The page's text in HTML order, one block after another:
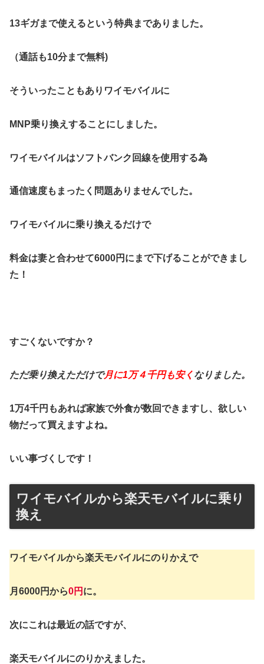
13ギガまで使えるという特典までありました。
（通話も10分まで無料)
そういったこともありワイモバイルに
MNP乗り換えすることにしました。
ワイモバイルはソフトバンク回線を使用する為
通信速度もまったく問題ありませんでした。
ワイモバイルに乗り換えるだけで
料金は妻と合わせて6000円にまで下げることができまし
た！
すごくないですか？
ただ乗り換えただけで月に1万４千円も安くなりました。
1万4千円もあれば家族で外食が数回できますし、欲しい
物だって買えますよね。
いい事づくしです！
ワイモバイルから楽天モバイルに乗り
換え
ワイモバイルから楽天モバイルにのりかえで
月6000円から0円 に。
次にこれは最近の話ですが、
楽天モバイルにのりかえました。